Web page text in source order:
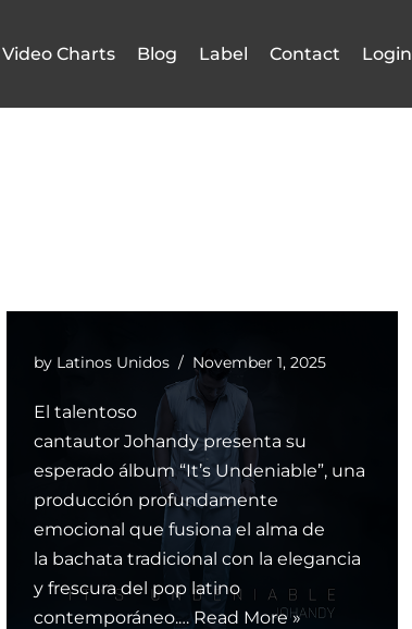
Video Charts Blog Label Contact Login
by Latinos Unidos November 1, 2025
El talentoso
cantautor Johandy presenta su
esperado álbum “It’s Undeniable”, una
producción profundamente
emocional que fusiona el alma de
la bachata tradicional con la elegancia
y frescura del pop latino
contemporáneo.… Read More »